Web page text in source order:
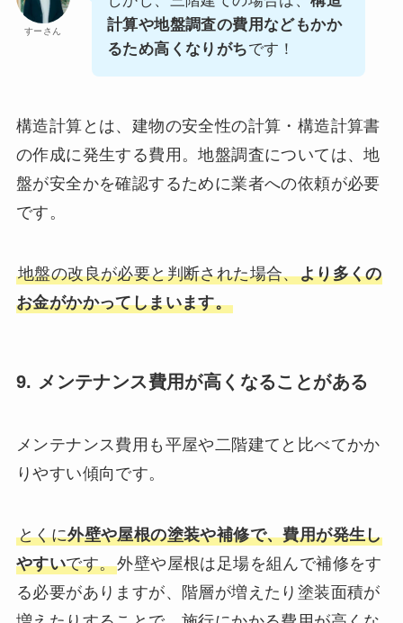
すーさん
計算や地盤調査の費用などもかか
るため高くなりがちです！
構造計算とは、建物の安全性の計算・構造計算書
の作成に発生する費用。地盤調査については、地
盤が安全かを確認するために業者への依頼が必要
です。
地盤の改良が必要と判断された場合、より多くの
お金がかかってしまいます。
9. メンテナンス費用が高くなることがある
メンテナンス費用も平屋や二階建てと比べてかか
りやすい傾向です。
とくに外壁や屋根の塗装や補修で、費用が発生し
やすいです。外壁や屋根は足場を組んで補修をす
る必要がありますが、階層が増えたり塗装面積が